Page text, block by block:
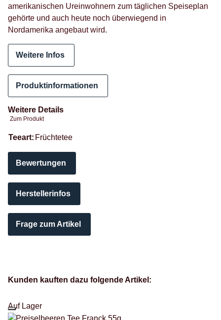
amerikanischen Ureinwohnern zum täglichen Speiseplan
gehörte und auch heute noch überwiegend in
Nordamerika angebaut wird.
Weitere Infos
Produktinformationen
Weitere Details
Zum Produkt
Produkteigenschaft
Wert
Teeart: Früchtetee
Bewertungen
Herstellerinfos
Frage zum Artikel
Kunden kauften dazu folgende Artikel:
Auf Lager